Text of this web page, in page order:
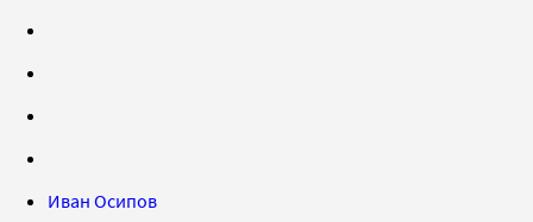
Иван Осипов